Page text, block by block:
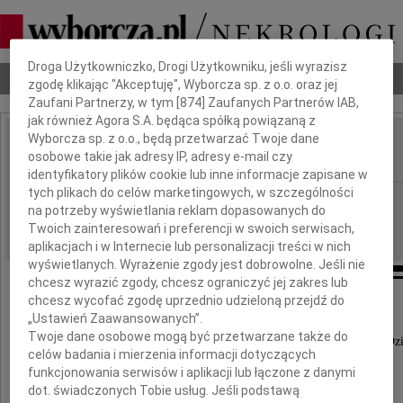
Nekrologi Odeszli Poradnik pogrzebowy
IMIĘ I NAZWISKO: Stanisław Bątkiewicz
REGION: Poznań
DATA EMISJI: 20.08.2011
Z głębokim żalem zawiadamiamy,
że w dniu 17 sierpnia 2011 roku,
w wieku 70 lat zmarł nasz ukochany Mąż, Tatuś i
Dbamy o Twoją prywatność
Droga Użytkowniczko, Drogi Użytkowniku, jeśli wyrazisz
zgodę klikając "Akceptuję", Wyborcza sp. z o.o. oraz jej
Zaufani Partnerzy, w tym [874 ] Zaufanych Partnerów IAB,
jak również Agora S.A. będąca spółką powiązaną z
Wyborcza sp. z o.o., będą przetwarzać Twoje dane
osobowe takie jak adresy IP, adresy e-mail czy
identyfikatory plików cookie lub inne informacje zapisane w
tych plikach do celów marketingowych, w szczególności
na potrzeby wyświetlania reklam dopasowanych do
Twoich zainteresowań i preferencji w swoich serwisach,
aplikacjach i w Internecie lub personalizacji treści w nich
wyświetlanych. Wyrażenie zgody jest dobrowolne. Jeśli nie
chcesz wyrazić zgody, chcesz ograniczyć jej zakres lub
chcesz wycofać zgodę uprzednio udzieloną przejdź do
„Ustawień Zaawansowanych”.
Twoje dane osobowe mogą być przetwarzane także do
celów badania i mierzenia informacji dotyczących
funkcjonowania serwisów i aplikacji lub łączone z danymi
dot. świadczonych Tobie usług. Jeśli podstawą